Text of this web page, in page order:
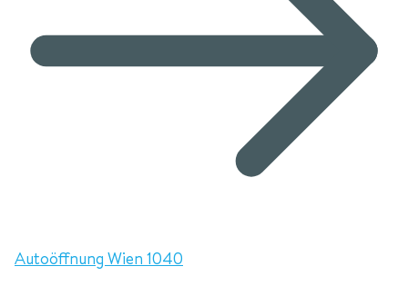
Autoöffnung Wien 1040